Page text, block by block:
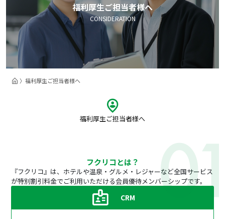
福利厚生ご担当者様へ
CONSIDERATION
福利厚生ご担当者様へ
福利厚生ご担当者様へ
フクリコとは？
『フクリコ』は、ホテルや温泉・グルメ・レジャーなど全国サービス
が特別割引料金でご利用いただける会員優待メンバーシップです。
CRM